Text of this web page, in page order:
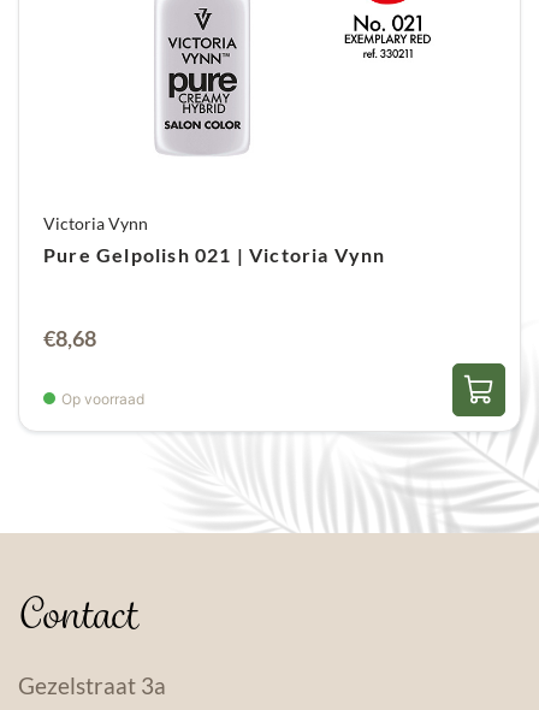
Victoria Vynn
Pure Gelpolish 021 | Victoria Vynn
€8,68
Op voorraad
Contact
Gezelstraat 3a